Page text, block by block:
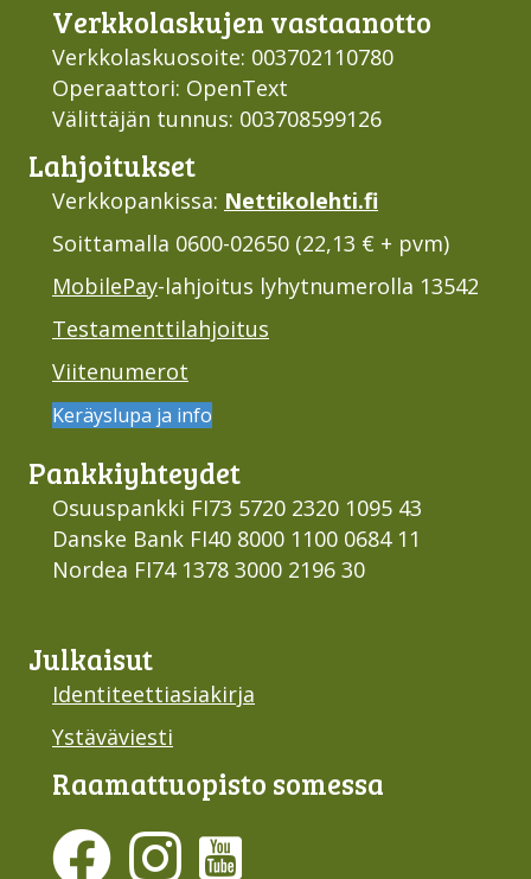
Verkko­laskujen vastaan­otto
Verkkolaskuosoite: 003702110780
Operaattori: OpenText
Välittäjän tunnus: 003708599126
Lahjoi­tukset
Verkkopankissa: Nettikolehti.fi
Soittamalla 0600-02650 (22,13 € + pvm)
MobilePay-lahjoitus lyhytnumerolla 13542
Testamenttilahjoitus
Viitenumerot
Keräyslupa ja info
Pankki­yhteydet
Osuuspankki FI73 5720 2320 1095 43
Danske Bank FI40 8000 1100 0684 11
Nordea FI74 1378 3000 2196 30
Julkaisut
Identiteettiasiakirja
Ystäväviesti
Raamattu­opisto somessa